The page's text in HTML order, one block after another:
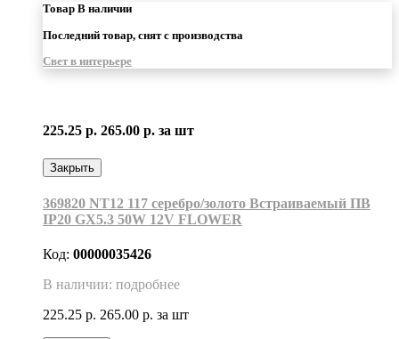
Товар В наличии
Последний товар, снят с производства
Свет в интерьере
225.25 р. 265.00 р. за шт
Закрыть
369820 NT12 117 серебро/золото Встраиваемый ПВ
IP20 GX5.3 50W 12V FLOWER
Код: 00000035426
В наличии: подробнее
225.25 р. 265.00 р. за шт